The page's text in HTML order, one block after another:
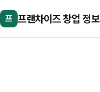
프 프랜차이즈 창업 정보